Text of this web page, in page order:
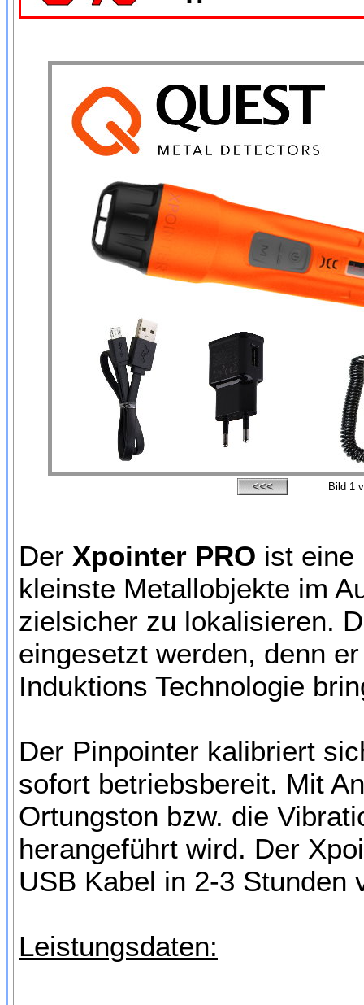
Bild 1
Der Xpointer PRO ist eine
kleinste Metallobjekte im
zielsicher zu lokalisieren.
eingesetzt werden, denn
Induktions Technologie
Der Pinpointer kalibriert
sofort betriebsbereit. Mit
Ortungston bzw. die
herangeführt wird. Der
USB Kabel in 2-3 Stunden
Leistungsdaten: